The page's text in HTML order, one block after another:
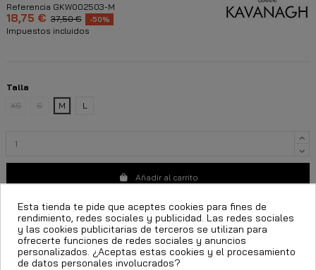
Referencia GKW002503-M
18,75 € 37,50 € -50%
Impuestos incluidos
Talla
XS
S M L
Añadir al carrito
Esta tienda te pide que aceptes cookies para fines de
rendimiento, redes sociales y publicidad. Las redes sociales
y las cookies publicitarias de terceros se utilizan para
ofrecerte funciones de redes sociales y anuncios
personalizados. ¿Aceptas estas cookies y el procesamiento
de datos personales involucrados?